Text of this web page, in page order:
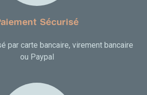
Sécurisé
par carte bancaire, virement bancaire
ou Paypal